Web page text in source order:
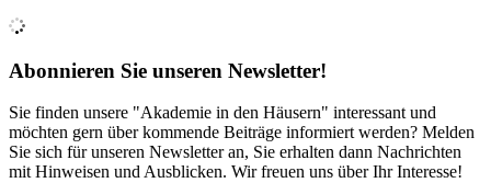
Abonnieren Sie unseren Newsletter!
Sie finden unsere "Akademie in den Häusern" interessant und
möchten gern über kommende Beiträge informiert werden? Melden
Sie sich für unseren Newsletter an, Sie erhalten dann Nachrichten
mit Hinweisen und Ausblicken. Wir freuen uns über Ihr Interesse!